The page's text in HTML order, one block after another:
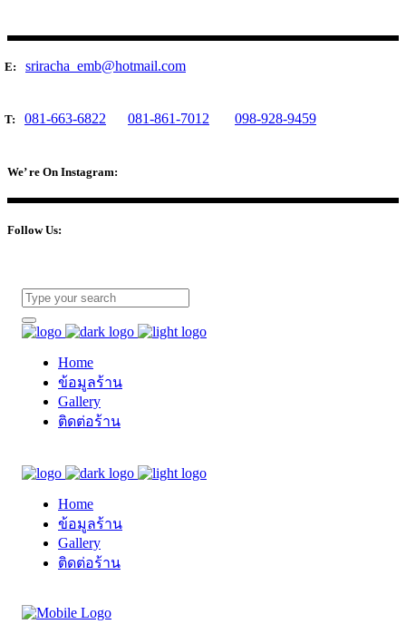
E: sriracha_emb@hotmail.com
T: 081-663-6822 081-861-7012 098-928-9459
We’ re On Instagram:
Follow Us:
Home
ข้อมูลร้าน
Gallery
ติดต่อร้าน
Home
ข้อมูลร้าน
Gallery
ติดต่อร้าน